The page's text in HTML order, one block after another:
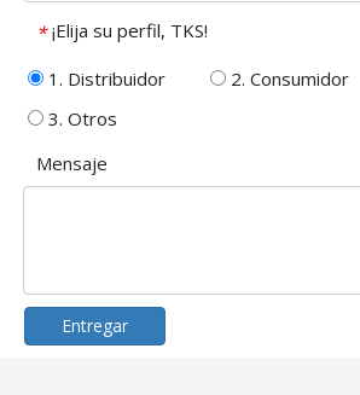
* ¡Elija su perfil, TKS!
1. Distribuidor
2. Consumidor
3. Otros
Mensaje
Entregar